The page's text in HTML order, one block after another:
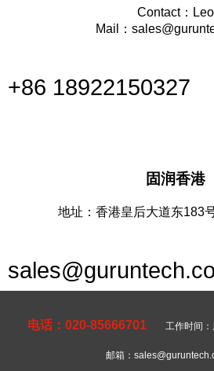
Contact：Leo
Mail：
+86 18922150327
固润香港
地址：香港皇后大道东183
电话：020-85666701 工作时间
邮箱：